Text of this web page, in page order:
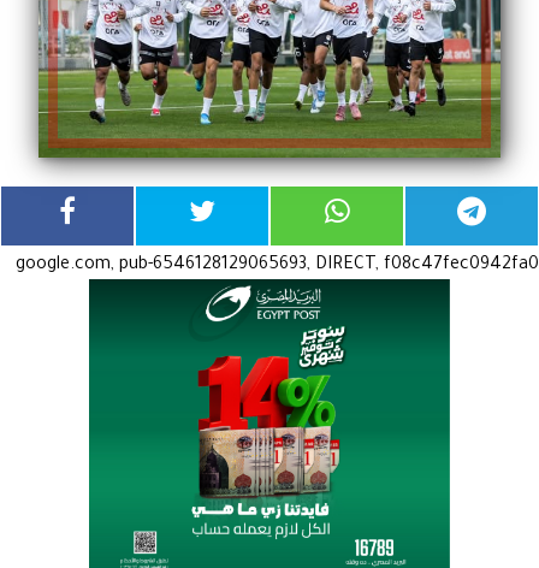
google.com, pub-6546128129065693, DIRECT, f08c47fec0942fa0